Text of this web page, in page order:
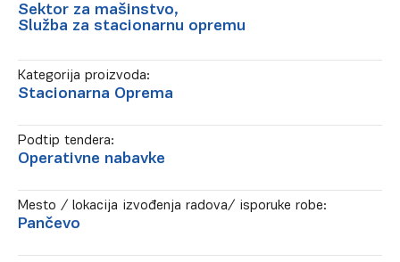
Sektor za mašinstvo,
Služba za stacionarnu opremu
Kategorija proizvoda:
Stacionarna Oprema
Podtip tendera:
Operativne nabavke
Mesto / lokacija izvođenja radova/ isporuke robe:
Pančevo